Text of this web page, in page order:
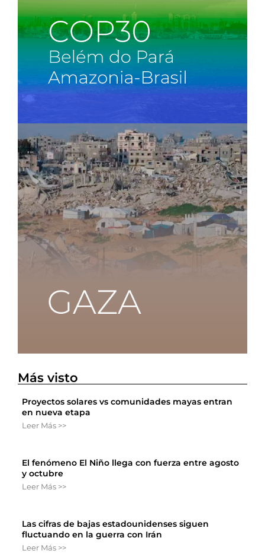
Más visto
Proyectos solares vs comunidades mayas entran
en nueva etapa
Leer Más >>
El fenómeno El Niño llega con fuerza entre agosto
y octubre
Leer Más >>
Las cifras de bajas estadounidenses siguen
fluctuando en la guerra con Irán
Leer Más >>